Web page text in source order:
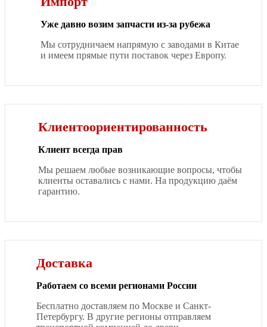
Уже давно возим запчасти из-за рубежа
Мы сотрудничаем напрямую с заводами в Китае
и имеем прямые пути поставок через Европу.
Клиентоориентированность
Клиент всегда прав
Мы решаем любые возникающие вопросы, чтобы
клиенты оставались с нами. На продукцию даём
гарантию.
Доставка
Работаем со всеми регионами России
Бесплатно доставляем по Москве и Санкт-
Петербургу. В другие регионы отправляем